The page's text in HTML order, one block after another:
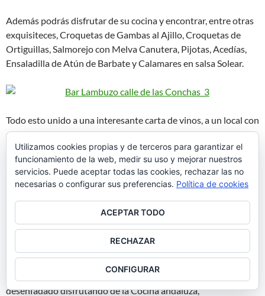
Además podrás disfrutar de su cocina y encontrar, entre otras
exquisiteces, Croquetas de Gambas al Ajillo, Croquetas de
Ortiguillas, Salmorejo con Melva Canutera, Pijotas, Acedías,
Ensaladilla de Atún de Barbate y Calamares en salsa Solear.
Todo esto unido a una interesante carta de vinos, a un local con
aire a bar de toda la vida pero con detalles que le dan
personalidad propia.
Productos de la tierra, a precios ajustados y todo hecho con
cariño, el cariño de una familia en su nuevo proyecto llamado
«Lambuzo». Actualmente tiene dos Bares, este del que
comento en la calle de las conchas, 9 en pleno Centro de
Madrid y otro en la calle Ponzano, 8 en el Barrio de Chamberí.
Lambuzo, un lugar entrañable, familiar para cuando tengamos
ganas de «Sur» y pasar un rato excelente en un ambiente
desenfadado disfrutando de la Cocina andaluza,
Utilizamos cookies propias y de terceros para garantizar el
funcionamiento de la web, medir su uso y mejorar nuestros
servicios. Puede aceptar todas las cookies, rechazar las no
necesarias o configurar sus preferencias. Política de cookies
ACEPTAR TODO
RECHAZAR
CONFIGURAR